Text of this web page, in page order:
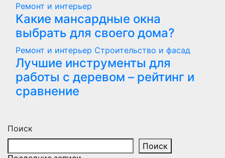
Ремонт и интерьер
Какие мансардные окна
выбрать для своего дома?
Ремонт и интерьер Строительство и фасад
Лучшие инструменты для
работы с деревом – рейтинг и
сравнение
Поиск
Поиск